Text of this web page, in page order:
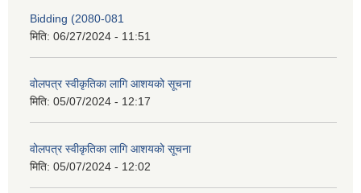
Bidding (2080-081
मिति: 06/27/2024 - 11:51
वोलपत्र स्वीकृतिका लागि आशयको सूचना
मिति: 05/07/2024 - 12:17
वोलपत्र स्वीकृतिका लागि आशयको सूचना
मिति: 05/07/2024 - 12:02